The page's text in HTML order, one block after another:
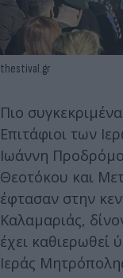
thestival.gr
Πιο
Επιτάφιοι των
Ιωάννη
Θεοτόκου και
έφτασαν στην
Καλαμαριάς,
έχει καθιερωθεί
Ιεράς